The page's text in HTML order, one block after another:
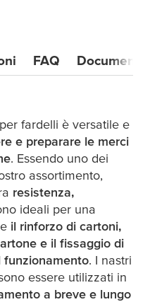
FAQ Documenti
fardelli è versatile e
e preparare le merci
. Essendo uno dei
assortimento,
resistenza,
ideali per una
il rinforzo di cartoni,
e il fissaggio di
funzionamento. I nastri
essere utilizzati in
a breve e lungo